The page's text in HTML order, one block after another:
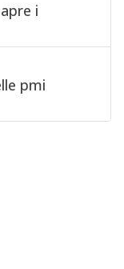
i
pmi